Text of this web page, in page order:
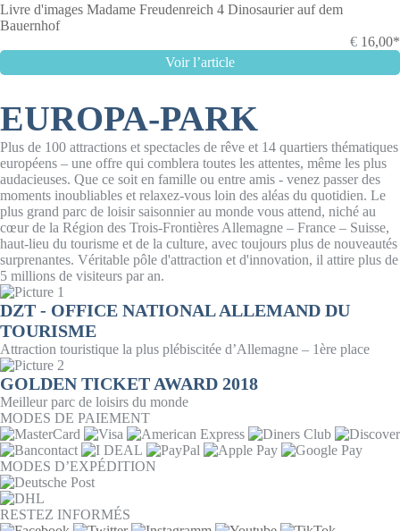
Livre d'images Madame Freudenreich 4 Dinosaurier auf dem
Bauernhof
€ 16,00*
Voir l’article
EUROPA-PARK
Plus de 100 attractions et spectacles de rêve et 14 quartiers thématiques
européens – une offre qui comblera toutes les attentes, même les plus
audacieuses. Que ce soit en famille ou entre amis - venez passer des
moments inoubliables et relaxez-vous loin des aléas du quotidien. Le
plus grand parc de loisir saisonnier au monde vous attend, niché au
cœur de la Région des Trois-Frontières Allemagne – France – Suisse,
haut-lieu du tourisme et de la culture, avec toujours plus de nouveautés
surprenantes. Véritable pôle d'attraction et d'innovation, il attire plus de
5 millions de visiteurs par an.
DZT - OFFICE NATIONAL ALLEMAND DU
TOURISME
Attraction touristique la plus plébiscitée d’Allemagne – 1ère place
GOLDEN TICKET AWARD 2018
Meilleur parc de loisirs du monde
MODES DE PAIEMENT
MODES D’EXPÉDITION
RESTEZ INFORMÉS